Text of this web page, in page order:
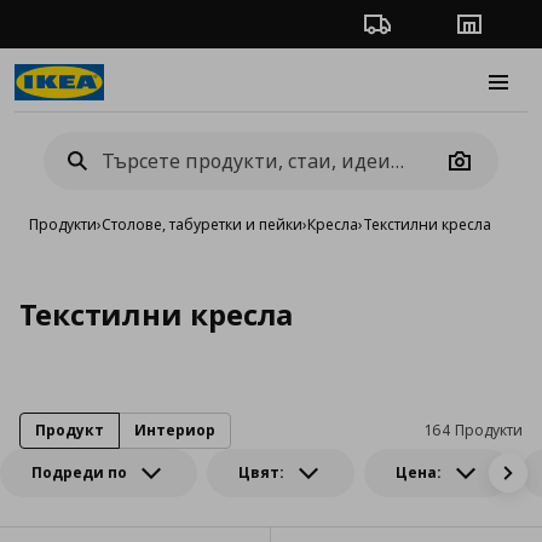
Проследяване на
Camera
Продукти›Столове, табуретки и пейки›Кресла›Текстилни кресла
Текстилни кресла
Подреди по Цвят: Цена:
164 Продукти
Продукт Интериор